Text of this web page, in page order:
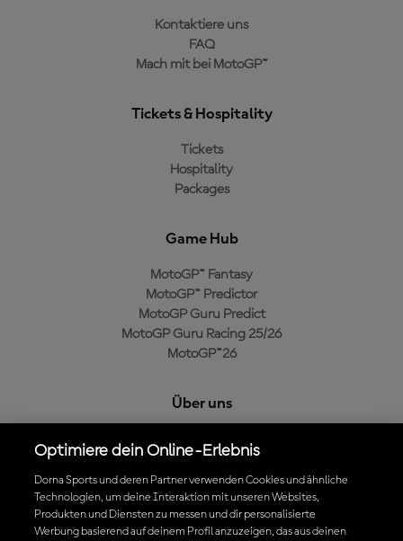
Kontaktiere uns
FAQ
Mach mit bei MotoGP™
Tickets & Hospitality
Tickets
Hospitality
Packages
Game Hub
MotoGP™ Fantasy
MotoGP™ Predictor
MotoGP Guru Predict
MotoGP Guru Racing 25/26
MotoGP™26
Über uns
Cookie-Richtlinien
Geschäftsbedingungen
Datenschutzrichtlinien
Kaufrichtlinie
Optimiere dein Online-Erlebnis
Dorna Sports und deren Partner verwenden Cookies und ähnliche
Technologien, um deine Interaktion mit unseren Websites,
Produkten und Diensten zu messen und dir personalisierte
Werbung basierend auf deinem Profil anzuzeigen, das aus deinen